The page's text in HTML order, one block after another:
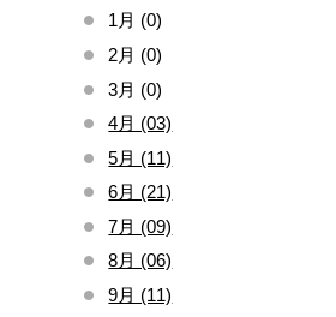
1月 (0)
2月 (0)
3月 (0)
4月 (03)
5月 (11)
6月 (21)
7月 (09)
8月 (06)
9月 (11)